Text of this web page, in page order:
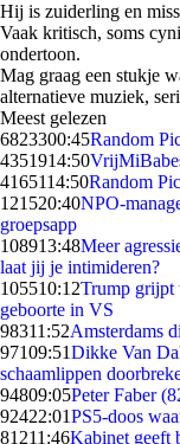
Hij is zuiderling en
Vaak kritisch, soms
ondertoon.
Mag graag een stukje
alternatieve muziek,
Meest gelezen
6823300:45Random
4351914:50
4165114:50Random
121520:40NPO-
groepsapp
108913:48Meer
laat jij je intimideren?
105510:12Trump grijpt
geboorte in VS
98311:52Amsterdams
97109:51Dikke Van
schaamlippen
94809:05Peter Faber
92422:01PS5-doos
81211:46Kabinet geeft